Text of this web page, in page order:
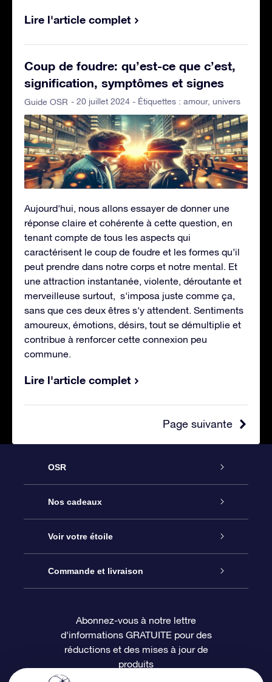
Lire l'article complet
Coup de foudre: qu’est-ce que c’est,
signification, symptômes et signes
Guide OSR - 20 juillet 2024 - Étiquettes : amour, univers
Aujourd'hui, nous allons essayer de donner une
réponse claire et cohérente à cette question, en
tenant compte de tous les aspects qui
caractérisent le coup de foudre et les formes qu’il
peut prendre dans notre corps et notre mental. Et
une attraction instantanée, violente, déroutante et
merveilleuse surtout, s'imposa juste comme ça,
sans que ces deux êtres s'y attendent. Sentiments
amoureux, émotions, désirs, tout se démultiplie et
contribue à renforcer cette connexion peu
commune.
Lire l'article complet
Page suivante
OSR
Service
À propos de l’OSR
Nous contacter
Questions fréquemment posées
Revues
Nos cadeaux
Cadeau d’étoile en ligne
Coffret cadeau OSR
Carte cadeau OSR
Cadeaux d’entreprise
Voir votre étoile
Registre des étoiles
Page d’accueil personnalisée
Commande et livraison
Informations de paiement
Informations d’expédition
Abonnez-vous à notre lettre
d'informations GRATUITE pour des
réductions et des mises à jour de
produits